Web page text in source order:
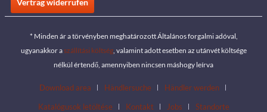
Vertrag widerrufen
* Minden ár a törvényben meghatározott Általános forgalmi adóval,
ugyanakkor aszállítási költség, valamint adott esetben az utánvét költsége
nélkül értendő, amennyiben nincsen máshogy leírva
Download area Händlersuche
Händler werden
Katalógusok letöltése
Kontakt Jobs Standorte